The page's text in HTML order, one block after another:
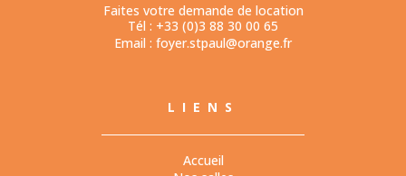
Faites votre demande de location
Tél : +33 (0)3 88 30 00 65
Email : foyer.stpaul@orange.fr
LIENS
Accueil